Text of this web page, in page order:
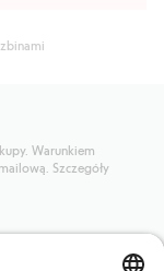
Warunkiem
Szczegóły